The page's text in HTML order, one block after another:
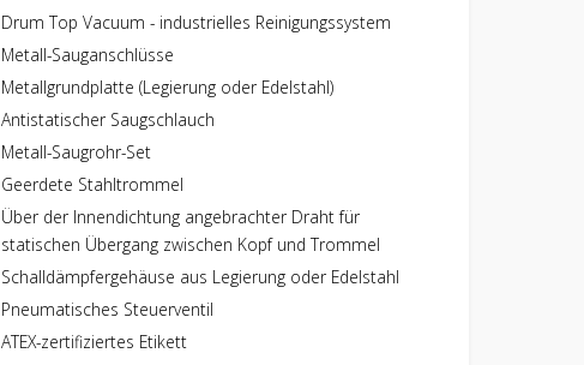
Drum Top Vacuum - industrielles Reinigungssystem
Metall-Sauganschlüsse
Metallgrundplatte (Legierung oder Edelstahl)
Antistatischer Saugschlauch
Metall-Saugrohr-Set
Geerdete Stahltrommel
Über der Innendichtung angebrachter Draht für
statischen Übergang zwischen Kopf und Trommel
Schalldämpfergehäuse aus Legierung oder Edelstahl
Pneumatisches Steuerventil
ATEX-zertifiziertes Etikett